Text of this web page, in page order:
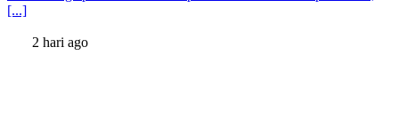
[...]
2 hari ago